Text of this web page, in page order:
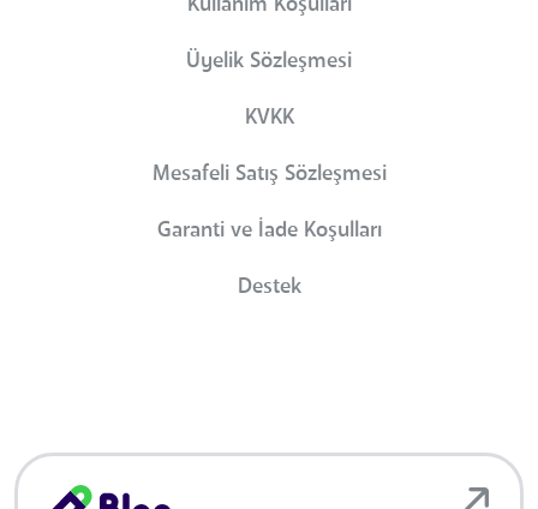
Kullanım Koşulları
Üyelik Sözleşmesi
KVKK
Mesafeli Satış Sözleşmesi
Garanti ve İade Koşulları
Destek